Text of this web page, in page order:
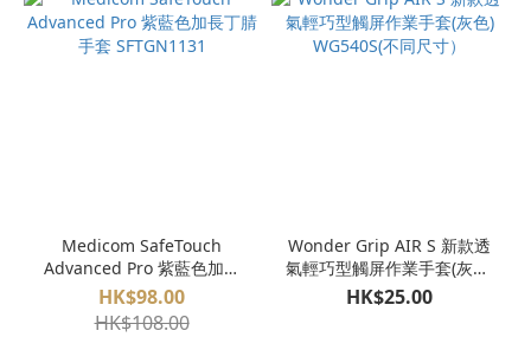
品
(HK$)
Medicom SafeTouch
Advanced Pro 紫藍色加長
丁腈手套 SFTGN1131
HK$98.00
HK$108.00
Wonder Grip AIR S 新款透
氣輕巧型觸屏作業手套(灰色)
WG540S(不同尺寸）
HK$25.00